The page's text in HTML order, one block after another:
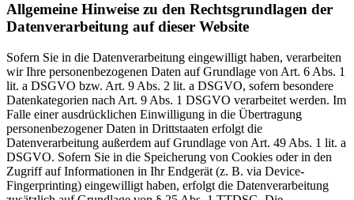
Allgemeine Hinweise zu den Rechtsgrundlagen der
Datenverarbeitung auf dieser Website
Sofern Sie in die Datenverarbeitung eingewilligt haben, verarbeiten
wir Ihre personenbezogenen Daten auf Grundlage von Art. 6 Abs. 1
lit. a DSGVO bzw. Art. 9 Abs. 2 lit. a DSGVO, sofern besondere
Datenkategorien nach Art. 9 Abs. 1 DSGVO verarbeitet werden. Im
Falle einer ausdrücklichen Einwilligung in die Übertragung
personenbezogener Daten in Drittstaaten erfolgt die
Datenverarbeitung außerdem auf Grundlage von Art. 49 Abs. 1 lit. a
DSGVO. Sofern Sie in die Speicherung von Cookies oder in den
Zugriff auf Informationen in Ihr Endgerät (z. B. via Device-
Fingerprinting) eingewilligt haben, erfolgt die Datenverarbeitung